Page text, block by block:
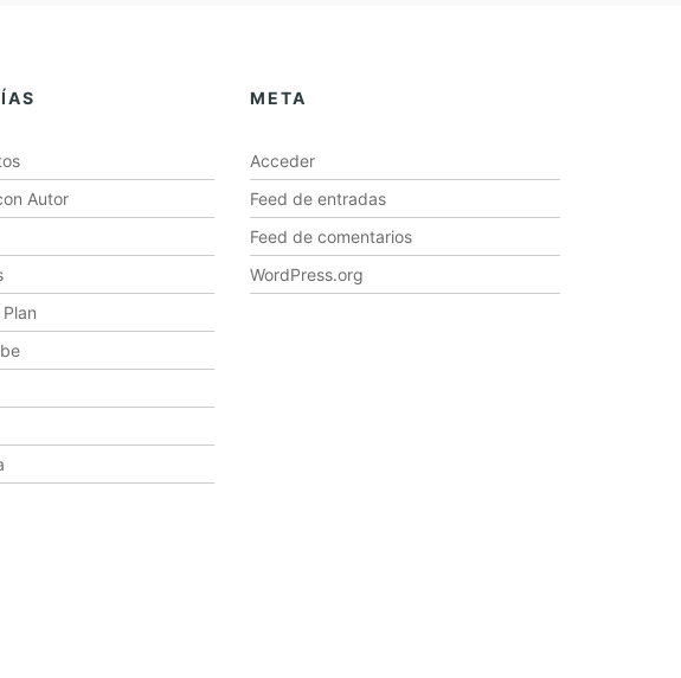
Autor
META
Acceder
Feed de entradas
Feed de comentarios
WordPress.org